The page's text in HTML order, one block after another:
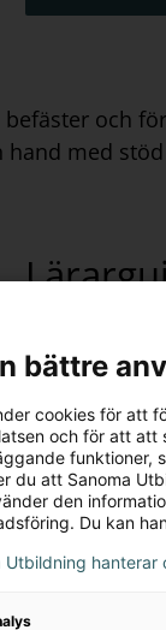
Du och
Pengar och
och
hand med
grundboken
även
4–6.
bättre
cookies för att
och för att att
funktioner,
du att Sanoma
den
Du kan
Utbildning hanterar